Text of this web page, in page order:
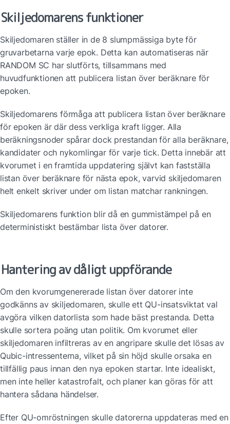
Skiljedomarens funktioner
Skiljedomaren ställer in de 8 slumpmässiga byte för
gruvarbetarna varje epok. Detta kan automatiseras när
RANDOM SC har slutförts, tillsammans med
huvudfunktionen att publicera listan över beräknare för
epoken.
Skiljedomarens förmåga att publicera listan över beräknare
för epoken är där dess verkliga kraft ligger. Alla
beräkningsnoder spårar dock prestandan för alla beräknare,
kandidater och nykomlingar för varje tick. Detta innebär att
kvorumet i en framtida uppdatering självt kan fastställa
listan över beräknare för nästa epok, varvid skiljedomaren
helt enkelt skriver under om listan matchar rankningen.
Skiljedomarens funktion blir då en gummistämpel på en
deterministiskt bestämbar lista över datorer.
Hantering av dåligt uppförande
Om den kvorumgenererade listan över datorer inte
godkänns av skiljedomaren, skulle ett QU-insatsviktat val
avgöra vilken datorlista som hade bäst prestanda. Detta
skulle sortera poäng utan politik. Om kvorumet eller
skiljedomaren infiltreras av en angripare skulle det lösas av
Qubic-intressenterna, vilket på sin höjd skulle orsaka en
tillfällig paus innan den nya epoken startar. Inte idealiskt,
men inte heller katastrofalt, och planer kan göras för att
hantera sådana händelser.
Efter QU-omröstningen skulle datorerna uppdateras med en